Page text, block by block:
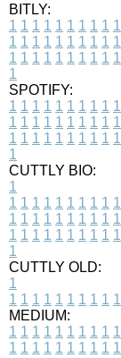
BITLY:
1 1 1 1 1 1 1 1 1 1
1 1 1 1 1 1 1 1 1 1
1 1 1 1 1 1 1 1 1 1
1
SPOTIFY:
1 1 1 1 1 1 1 1 1 1
1 1 1 1 1 1 1 1 1 1
1 1 1 1 1 1 1 1 1 1
1
CUTTLY BIO:
1
1 1 1 1 1 1 1 1 1 1
1 1 1 1 1 1 1 1 1 1
1 1 1 1 1 1 1 1 1 1
1
CUTTLY OLD:
1
1 1 1 1 1 1 1 1 1 1
MEDIUM:
1 1 1 1 1 1 1 1 1 1
1 1 1 1 1 1 1 1 1 1